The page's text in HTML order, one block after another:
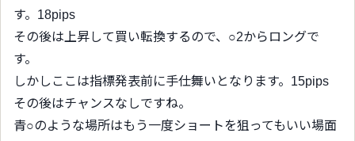
す。18pips
その後は上昇して買い転換するので、○2からロングで
す。
しかしここは指標発表前に手仕舞いとなります。15pips
その後はチャンスなしですね。
青○のような場所はもう一度ショートを狙ってもいい場面